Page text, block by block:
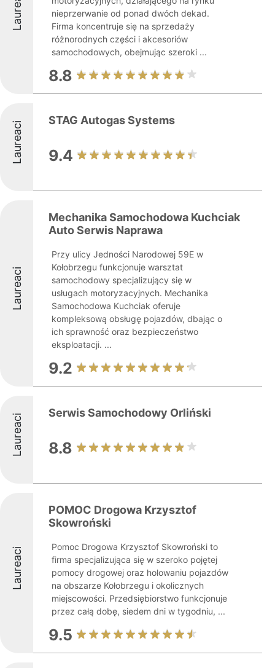
nieprzerwanie od ponad dwóch dekad.
Firma koncentruje się na sprzedaży
różnorodnych części i akcesoriów
samochodowych, obejmując szeroki ...
8.8
Laureaci STAG Autogas Systems
9.4
Laureaci
Mechanika Samochodowa Kuchciak
Auto Serwis Naprawa
Przy ulicy Jedności Narodowej 59E w
Kołobrzegu funkcjonuje warsztat
samochodowy specjalizujący się w
usługach motoryzacyjnych. Mechanika
Samochodowa Kuchciak oferuje
kompleksową obsługę pojazdów, dbając o
ich sprawność oraz bezpieczeństwo
eksploatacji. ...
9.2
Laureaci Serwis Samochodowy Orliński
8.8
Laureaci
POMOC Drogowa Krzysztof
Skowroński
Pomoc Drogowa Krzysztof Skowroński to
firma specjalizująca się w szeroko pojętej
pomocy drogowej oraz holowaniu pojazdów
na obszarze Kołobrzegu i okolicznych
miejscowości. Przedsiębiorstwo funkcjonuje
przez całą dobę, siedem dni w tygodniu, ...
9.5